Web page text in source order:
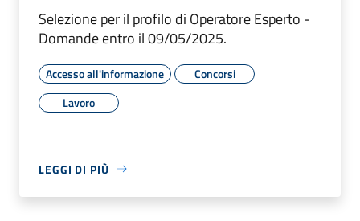
Selezione per il profilo di Operatore Esperto -
Domande entro il 09/05/2025.
Accesso all'informazione
Concorsi
Lavoro
LEGGI DI PIÙ